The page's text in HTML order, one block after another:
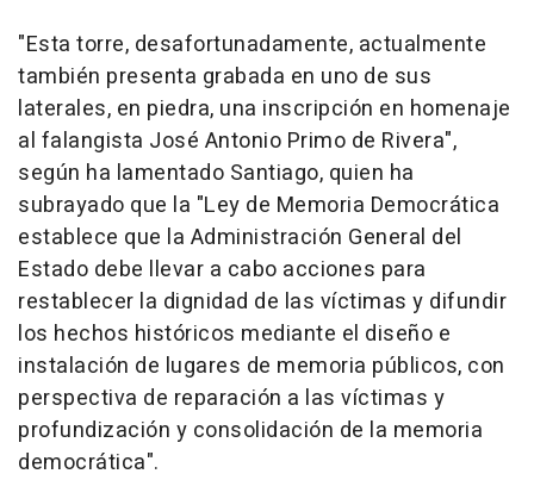
"Esta torre, desafortunadamente, actualmente
también presenta grabada en uno de sus
laterales, en piedra, una inscripción en homenaje
al falangista José Antonio Primo de Rivera",
según ha lamentado Santiago, quien ha
subrayado que la "Ley de Memoria Democrática
establece que la Administración General del
Estado debe llevar a cabo acciones para
restablecer la dignidad de las víctimas y difundir
los hechos históricos mediante el diseño e
instalación de lugares de memoria públicos, con
perspectiva de reparación a las víctimas y
profundización y consolidación de la memoria
democrática".